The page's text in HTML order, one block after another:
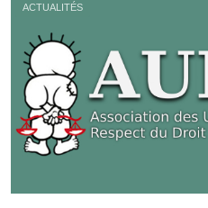
ACTUALITÉS